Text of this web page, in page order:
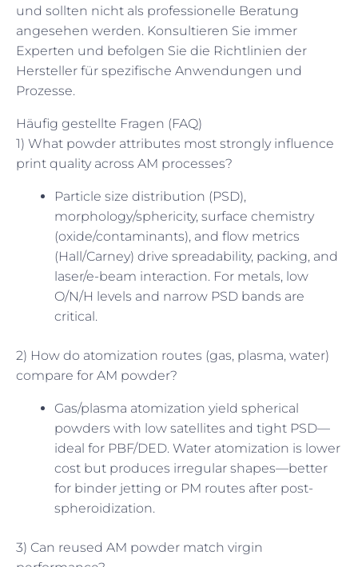
und sollten nicht als professionelle Beratung
angesehen werden. Konsultieren Sie immer
Experten und befolgen Sie die Richtlinien der
Hersteller für spezifische Anwendungen und
Prozesse.
Häufig gestellte Fragen (FAQ)
1) What powder attributes most strongly influence
print quality across AM processes?
Particle size distribution (PSD),
morphology/sphericity, surface chemistry
(oxide/contaminants), and flow metrics
(Hall/Carney) drive spreadability, packing, and
laser/e-beam interaction. For metals, low
O/N/H levels and narrow PSD bands are
critical.
2) How do atomization routes (gas, plasma, water)
compare for AM powder?
Gas/plasma atomization yield spherical
powders with low satellites and tight PSD—
ideal for PBF/DED. Water atomization is lower
cost but produces irregular shapes—better
for binder jetting or PM routes after post-
spheroidization.
3) Can reused AM powder match virgin